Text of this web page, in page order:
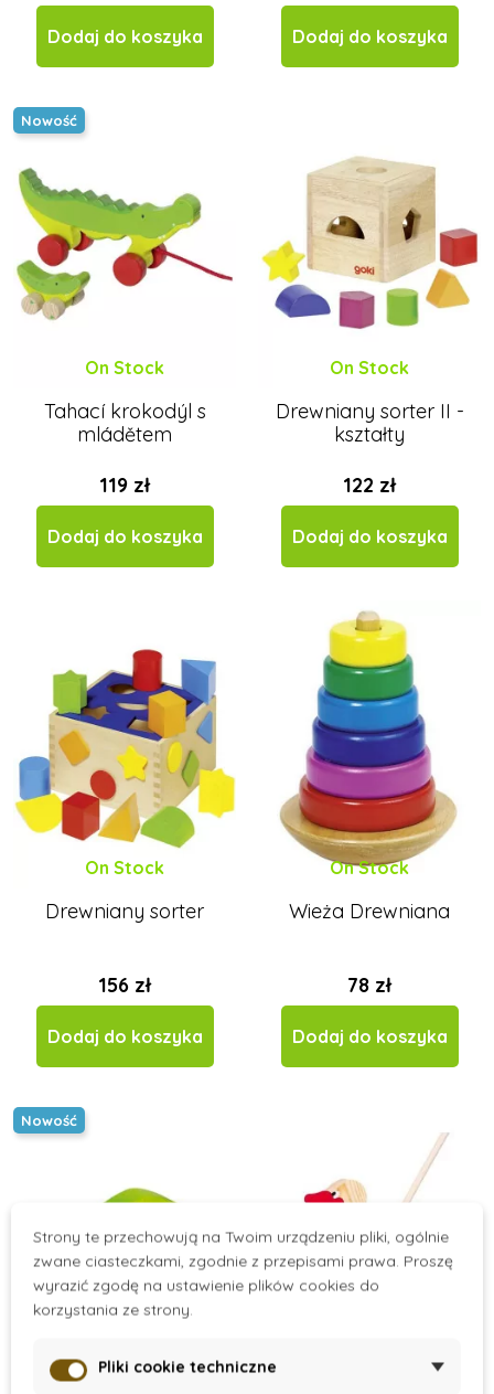
Dodaj do koszyka Dodaj do koszyka
Nowość
On Stock
Tahací krokodýl s
mládětem
119 zł
Dodaj do koszyka
On Stock
Drewniany sorter II -
kształty
122 zł
Dodaj do koszyka
On Stock
Drewniany sorter
156 zł
Dodaj do koszyka
On Stock
Wieża Drewniana
78 zł
Dodaj do koszyka
Nowość
On Stock
Strony te przechowują na Twoim urządzeniu pliki, ogólnie
zwane ciasteczkami, zgodnie z przepisami prawa. Proszę
wyrazić zgodę na ustawienie plików cookies do
korzystania ze strony.
Pliki cookie techniczne